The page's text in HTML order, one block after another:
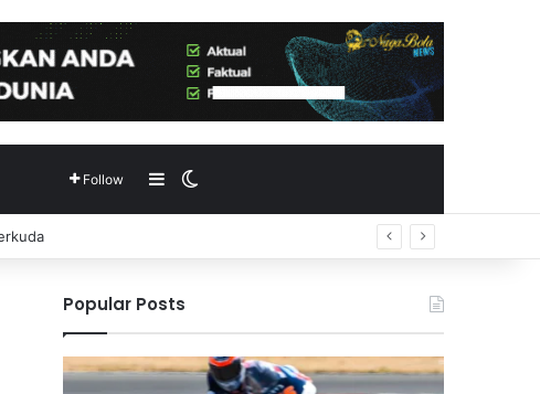
Follow Sidebar
Popular Posts